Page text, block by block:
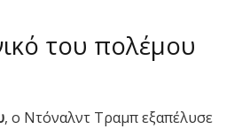
του πολέμου
, ο Ντόναλντ Τραμπ εξαπέλυσε